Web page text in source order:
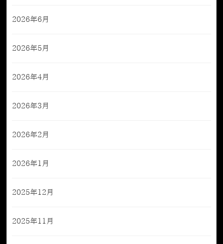
2026年6月
2026年5月
2026年4月
2026年3月
2026年2月
2026年1月
2025年12月
2025年11月